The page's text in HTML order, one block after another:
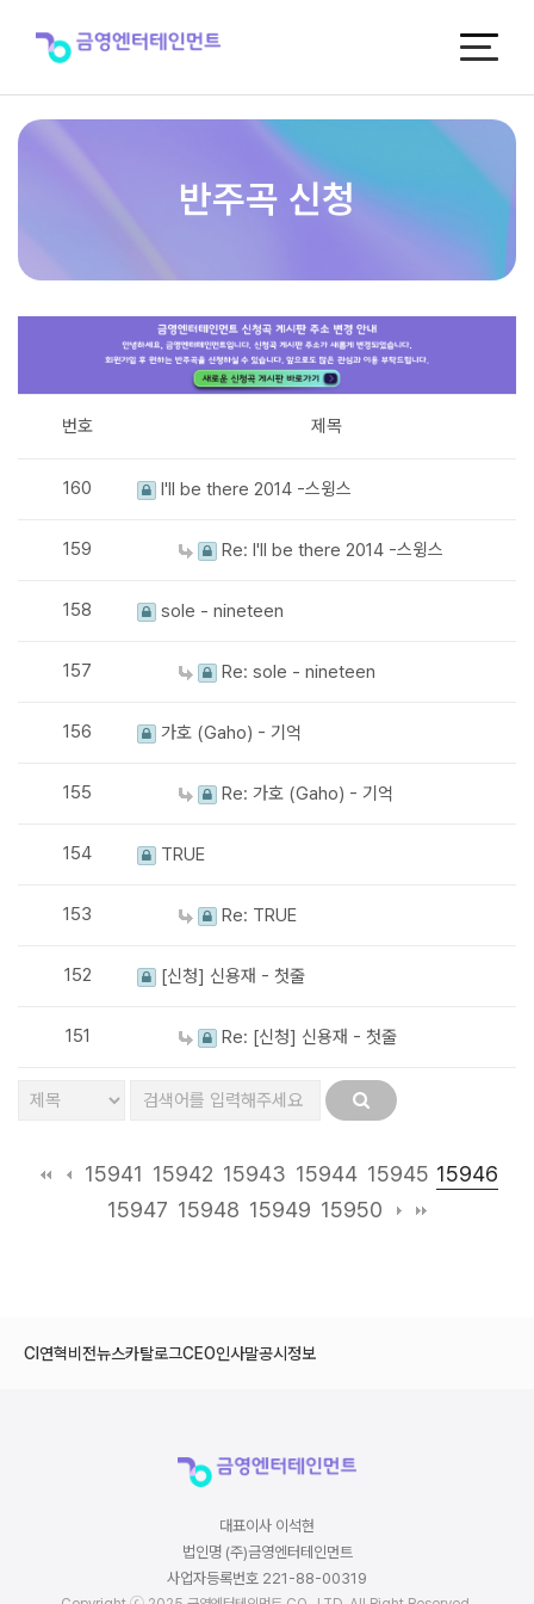
반주곡 신청
번호 제목
160 I'll be there 2014 -스윙스
159 Re: I'll be there 2014 -스윙스
158 sole - nineteen
157 Re: sole - nineteen
156 가호 (Gaho) - 기억
155 Re: 가호 (Gaho) - 기억
154 TRUE
153 Re: TRUE
152 [신청] 신용재 - 첫줄
151 Re: [신청] 신용재 - 첫줄
15941 15942 15943 15944 15945 15946
15947 15948 15949 15950
CI 연혁비전뉴스카탈로그CEO인사말공시정보
대표이사 이석현
법인명 (주)금영엔터테인먼트
사업자등록번호 221-88-00319